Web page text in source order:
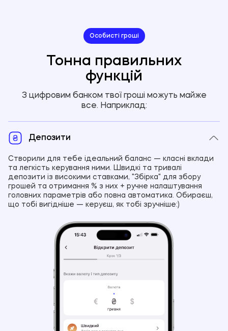
Особисті гроші
Тонна правильних
функцій
З цифровим банком твої гроші можуть майже
все. Наприклад:
Депозити
Створили для тебе ідеальний баланс — класні вклади
та легкість керування ними. Швидкі та тривалі
депозити із високими ставками, "Збірка" для збору
грошей та отримання % з них + ручне налаштування
головних параметрів або повна автоматика. Обираєш,
що тобі вигідніше — керуєш, як тобі зручніше:)